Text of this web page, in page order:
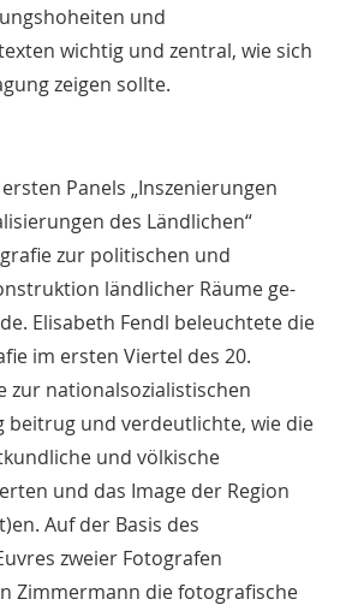
und
wichtig und zentral, wie sich
zeigen sollte.
Panels „Inszenierungen
des Ländlichen“
zur politischen und
ländlicher Räume ge-
Elisabeth Fendl beleuchtete die
im ersten Viertel des 20.
zur nationalsozialistischen
beitrug und verdeutlichte, wie die
und völkische
und das Image der Region
Auf der Basis des
zweier Fotografen
Zimmermann die fotografische